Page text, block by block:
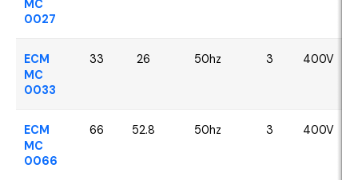
MC
0027
ECM
MC
0033
33 26 50hz 3 400V
ECM
MC
0066
66 52.8 50hz 3 400V